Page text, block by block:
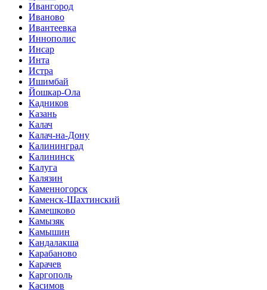
Ивангород
Иваново
Ивантеевка
Иннополис
Инсар
Инта
Истра
Ишимбай
Йошкар-Ола
Кадников
Казань
Калач
Калач-на-Дону
Калининград
Калининск
Калуга
Калязин
Каменногорск
Каменск-Шахтинский
Камешково
Камызяк
Камышин
Кандалакша
Карабаново
Карачев
Каргополь
Касимов